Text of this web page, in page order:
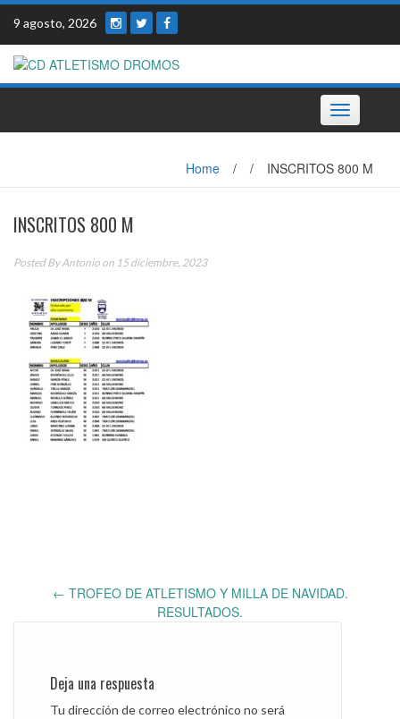
Skip
content
9 agosto, 2026
Toggle
navigation
Home / / INSCRITOS 800 M
INSCRITOS 800 M
Posted ByAntonio on 15 diciembre, 2023
← TROFEO DE ATLETISMO Y MILLA DE NAVIDAD.
RESULTADOS.
Deja una respuesta
Tu dirección de correo electrónico no será